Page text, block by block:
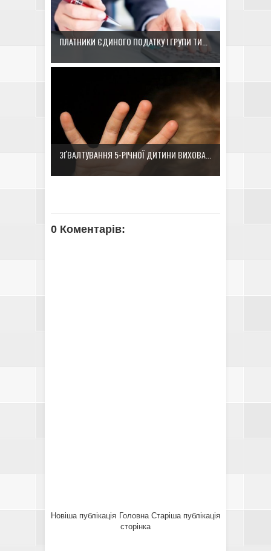
ПЛАТНИКИ ЄДИНОГО ПОДАТКУ І ГРУПИ ТИ...
ЗҐВАЛТУВАННЯ 5-РІЧНОЇ ДИТИНИ ВИХОВА...
0 Коментарів:
Новіша публікація Старіша публікація
Головна
сторінка